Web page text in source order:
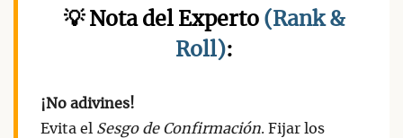
💡 Nota del Experto (Rank &
Roll):
¡No adivines!
Evita el Sesgo de Confirmación. Fijar los